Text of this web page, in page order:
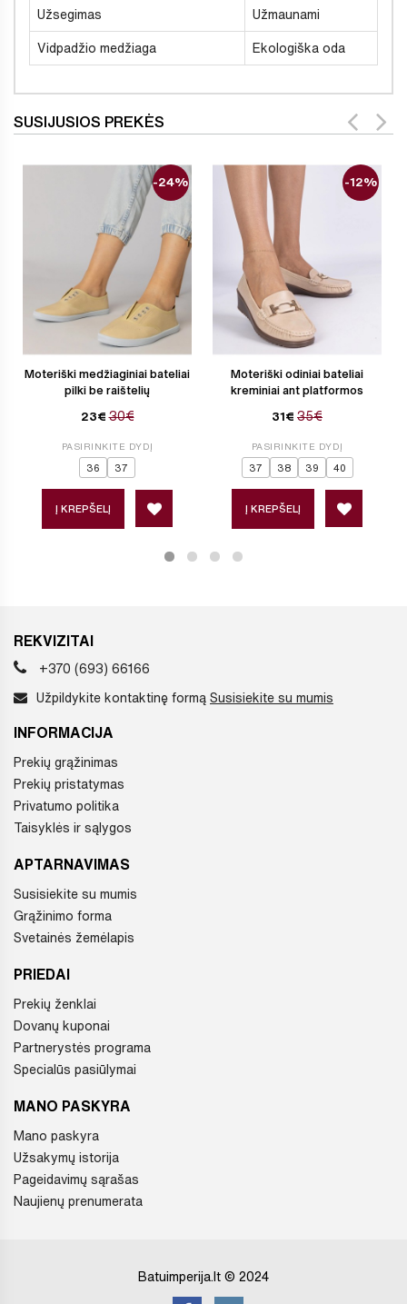
Užsegimas Užmaunami
Vidpadžio medžiaga Ekologiška oda
SUSIJUSIOS PREKĖS
Moteriški medžiaginiai bateliai
pilki be raištelių
23€ 30€
-24%
PASIRINKITE DYDĮ
36 37
Į KREPŠELĮ
Moteriški odiniai bateliai
kreminiai ant platformos
31€ 35€
-12%
PASIRINKITE DYDĮ
37 38 39 40
Į KREPŠELĮ
REKVIZITAI
+370 (693) 66166
Užpildykite kontaktinę formą Susisiekite su mumis
INFORMACIJA
Prekių grąžinimas
Prekių pristatymas
Privatumo politika
Taisyklės ir sąlygos
APTARNAVIMAS
Susisiekite su mumis
Grąžinimo forma
Svetainės žemėlapis
PRIEDAI
Prekių ženklai
Dovanų kuponai
Partnerystės programa
Specialūs pasiūlymai
MANO PASKYRA
Mano paskyra
Užsakymų istorija
Pageidavimų sąrašas
Naujienų prenumerata
Batuimperija.lt © 2024